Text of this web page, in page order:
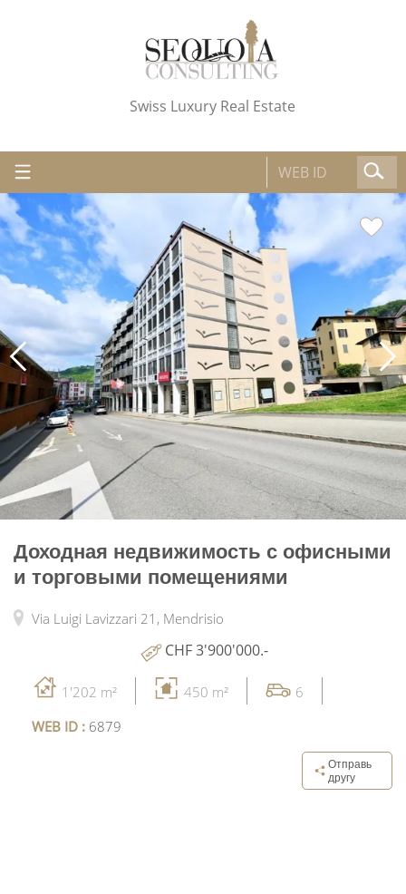
Swiss Luxury Real Estate
Доходная недвижимость с офисными
и торговыми помещениями
Via Luigi Lavizzari 21, Mendrisio
CHF 3'900'000.-
1'202 m² 450 m²
6
WEB ID : 6879
Отправь
другу